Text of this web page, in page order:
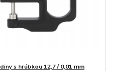
s hrúbkou 12,7 / 0,01 mm